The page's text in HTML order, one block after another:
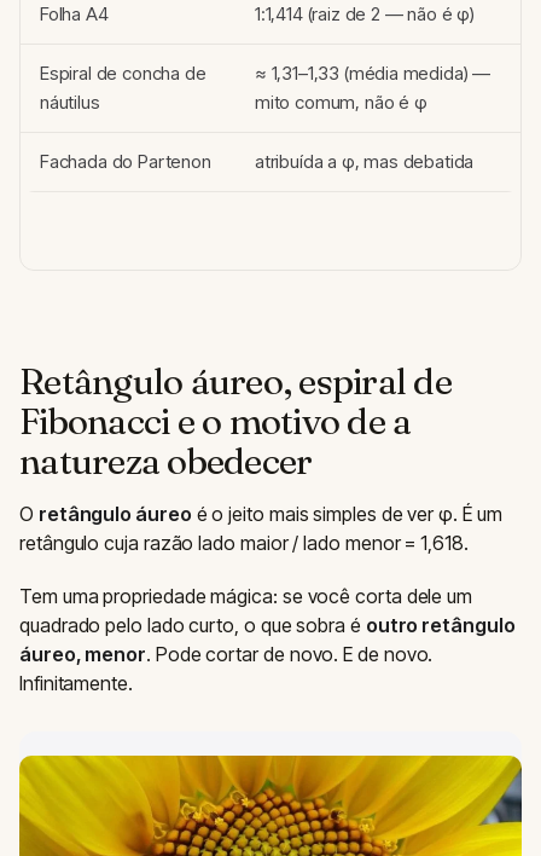
Folha A4 1:1,414 (raiz de 2 — não é φ)
Espiral de concha de
náutilus
≈ 1,31–1,33 (média medida) —
mito comum, não é φ
Fachada do Partenon atribuída a φ, mas debatida
Retângulo áureo, espiral de
Fibonacci e o motivo de a
natureza obedecer
O retângulo áureo é o jeito mais simples de ver φ. É um
retângulo cuja razão lado maior / lado menor = 1,618.
Tem uma propriedade mágica: se você corta dele um
quadrado pelo lado curto, o que sobra é outro retângulo
áureo, menor. Pode cortar de novo. E de novo.
Infinitamente.